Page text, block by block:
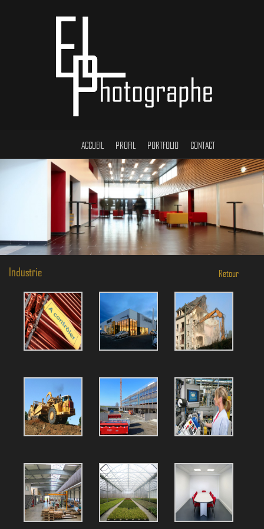
ACCUEIL PROFIL PORTFOLIO CONTACT
Industrie Retour